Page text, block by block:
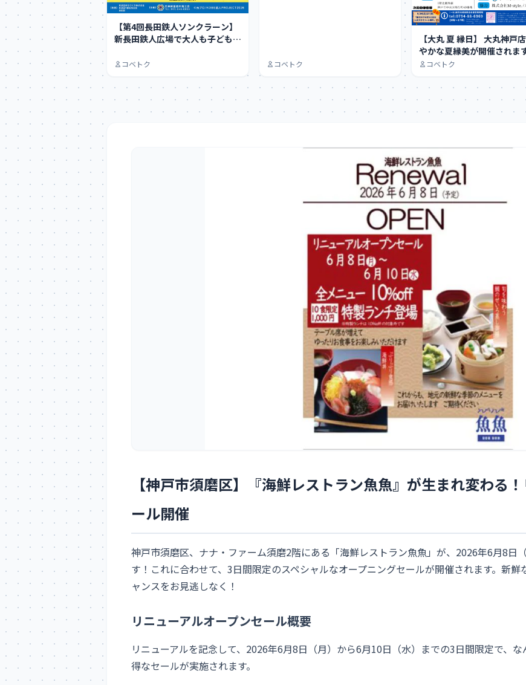
【第4回長田鉄人ソンクラーン】
新長田鉄人広場で大人も子どもも
コベトク コベトク
【大丸 夏 縁日】 大丸神戸店で賑
やかな夏縁美が開催されま
美味しい屋台グ…
コベトク
【神戸市須磨区】『海鮮レストラン魚魚』が生まれ変わる
ール開催
神戸市須磨区、ナナ・ファーム須磨2階にある「海鮮レストラン魚魚」が、2026年6月8日
す！これに合わせて、3日間限定のスペシャルなオープニングセールが開催されます。新
ャンスをお見逃しなく！
リニューアルオープンセール概要
リニューアルを記念して、2026年6月8日（月）から6月10日（水）までの3日間限定で、な
得なセールが実施されます。